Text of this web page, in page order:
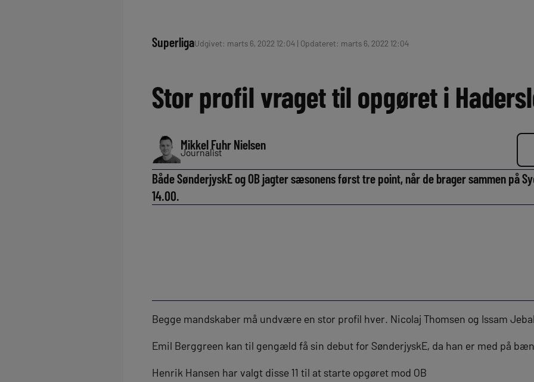
SuperligaUdgivet: marts 6, 2022 12:04 | Opdateret: marts 6, 2022 12:04
Stor profil vraget til opgøret i
Mikkel Fuhr Nielsen
Journalist
Både SønderjyskE og OB jagter sæsonens først tre point, når de brager sammen på
14.00.
Begge mandskaber må undvære en stor profil hver. Nicolaj Thomsen og Issam
Emil Berggreen kan til gengæld få sin debut for SønderjyskE, da han er med på
Henrik Hansen har valgt disse 11 til at starte opgøret mod OB